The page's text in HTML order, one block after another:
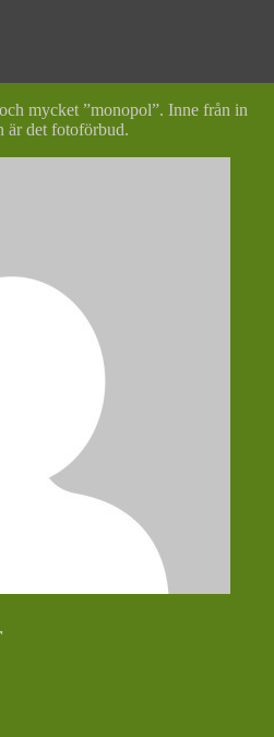
mycket ”monopol”. Inne från in
är det fotoförbud.